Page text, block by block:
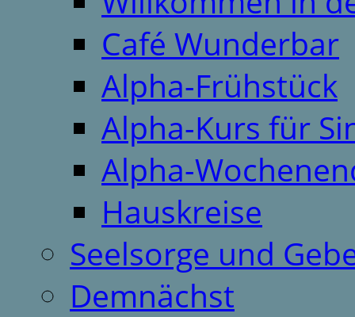
Café Wunderbar
Alpha-Frühstück
Alpha-Kurs für
Alpha-
Hauskreise
Seelsorge und
Demnächst